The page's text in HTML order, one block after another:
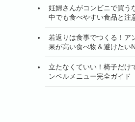
妊婦さんがコンビニで買う
中でも食べやすい食品と注
若返りは食事でつくる！ア
果が高い食べ物＆避けたい
立たなくていい！椅子だけ
ンベルメニュー完全ガイド